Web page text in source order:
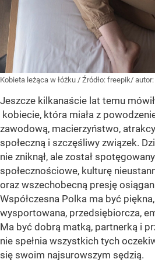
Kobieta leżąca w łóżku / Źródło: freepik/ autor:
Jeszcze kilkanaście lat temu
kobiecie, która miała z
zawodową, macierzyństwo,
społeczną i szczęśliwy związek.
nie zniknął, ale został
społecznościowe, kulturę
oraz wszechobecną presję
Współczesna Polka ma być
wysportowana, przedsiębiorcza,
Ma być dobrą matką, partnerką i
nie spełnia wszystkich tych
się swoim najsurowszym sędzią.